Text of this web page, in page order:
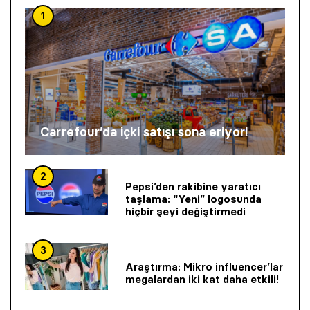
1
Carrefour’da içki satışı sona eriyor!
2
Pepsi’den rakibine yaratıcı
taşlama: “Yeni” logosunda
hiçbir şeyi değiştirmedi
3
Araştırma: Mikro influencer’lar
megalardan iki kat daha etkili!